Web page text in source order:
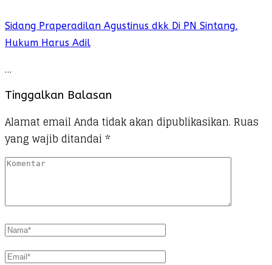
Sidang Praperadilan Agustinus dkk Di PN Sintang,
Hukum Harus Adil
…
Tinggalkan Balasan
Alamat email Anda tidak akan dipublikasikan. Ruas
yang wajib ditandai *